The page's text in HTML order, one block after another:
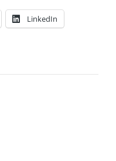
LinkedIn